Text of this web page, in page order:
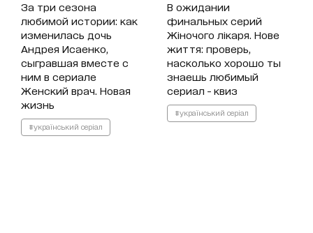
За три сезона
любимой истории: как
изменилась дочь
Андрея Исаенко,
сыгравшая вместе с
ним в сериале
Женский врач. Новая
жизнь
#український серіал
В ожидании
финальных серий
Жіночого лікаря. Нове
життя: проверь,
насколько хорошо ты
знаешь любимый
сериал - квиз
#український серіал